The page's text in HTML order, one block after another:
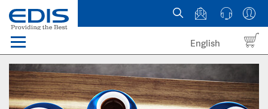
Menü
Domains
Webhosting Österreich
English